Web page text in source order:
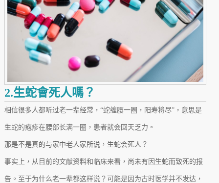
2.生蛇會死人嗎？
相信很多人都听过老一辈经常，“蛇缠腰一圈，阳寿将尽”，意思是
生蛇的疱疹在腰部长满一圈，患者就会回天乏力。
那是不是真的与家中老人家所说，生蛇会死人？
事实上，从目前的文献资料和临床来看，尚未有因生蛇而致死的报
告。至于为什么老一辈都这样说？可能是因为古时医学并不发达，